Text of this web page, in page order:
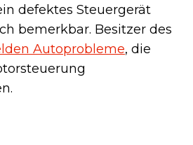
defektes Steuergerät
bemerkbar. Besitzer des
Autoprobleme, die